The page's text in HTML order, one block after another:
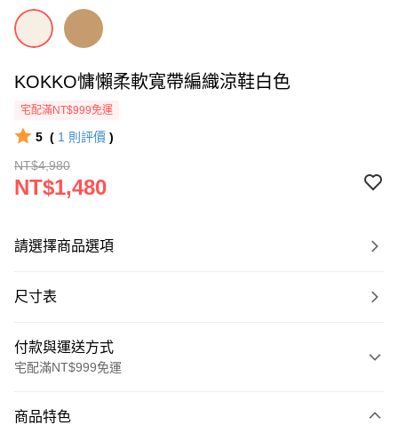
KOKKO慵懶柔軟寬帶編織涼鞋白色
宅配滿NT$999免運
5 ( 1 則評價 )
NT$4,980
NT$1,480
請選擇商品選項
尺寸表
付款與運送方式
宅配滿NT$999免運
信用卡一次付款
商品特色